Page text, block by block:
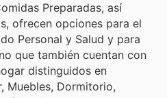
Preparadas, así
ofrecen opciones para el
Personal y Salud y para
que también cuentan con
distinguidos en
Muebles, Dormitorio,